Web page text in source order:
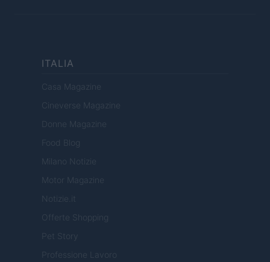
ITALIA
Casa Magazine
Cineverse Magazine
Donne Magazine
Food Blog
Milano Notizie
Motor Magazine
Notizie.it
Offerte Shopping
Pet Story
Professione Lavoro